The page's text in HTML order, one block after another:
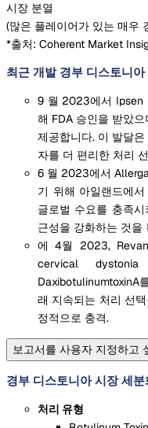
시장 분열
(많은 플레이어가 있는 매우
*출처: Coherent Market
최근 개발 경부 디스토니아
9 월 2023에서 Ipsen
해 FDA 승인을 받았
제공합니다. 이 발달
자를 더 편리한 처리
6 월 2023에서
기 위해 아일랜드에
글로벌 수요를 충족
근성을 강화하는 것을
에 4월 2023,
cervical
DaxibotulinumtoxinA
래 지속되는 처리 선
정적으로 충격.
보고서를 사용자 지정하고
경부 디스토니아 시장 세분
처리 유형